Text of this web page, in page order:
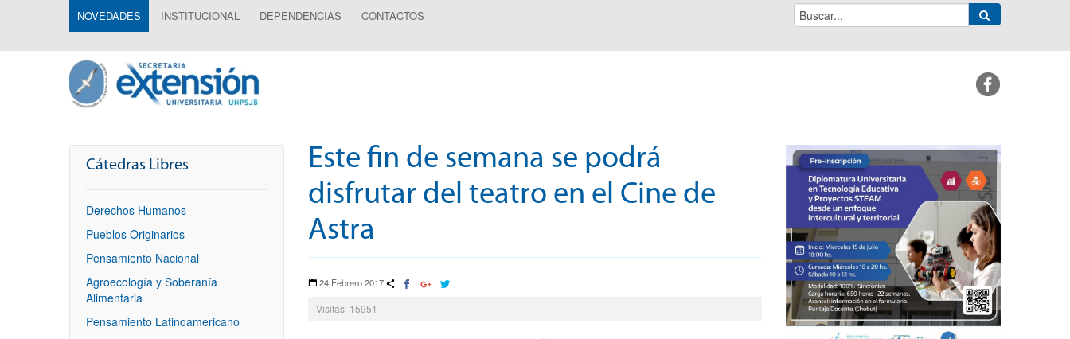
NOVEDADES INSTITUCIONAL DEPENDENCIAS CONTACTOS
Cátedras Libres
Derechos Humanos
Pueblos Originarios
Pensamiento Nacional
Agroecología y Soberanía
Alimentaria
Pensamiento Latinoamericano
Este fin de semana se podrá
disfrutar del teatro en el Cine de
Astra
24 Febrero 2017
Visitas: 15951